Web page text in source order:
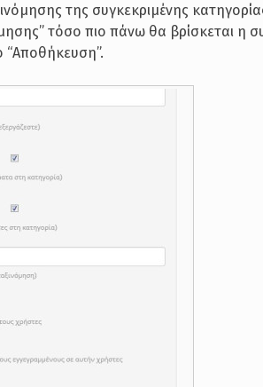
της συγκεκριμένης
τόσο πιο πάνω θα βρίσκεται η